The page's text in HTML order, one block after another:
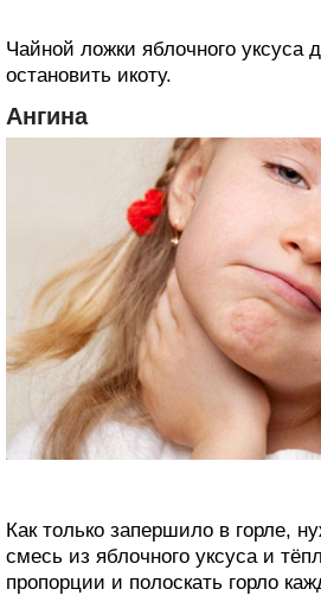
Чайной ложки яблочного уксуса
остановить икоту.
Ангина
Как только запершило в горле,
смесь из яблочного уксуса и
пропорции и полоскать горло